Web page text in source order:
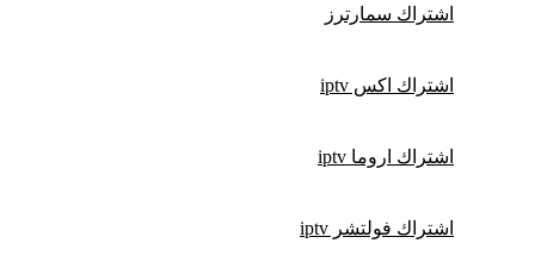
اشتراك سمارترز
اشتراك اكس iptv
اشتراك اروما iptv
اشتراك فولتشر iptv